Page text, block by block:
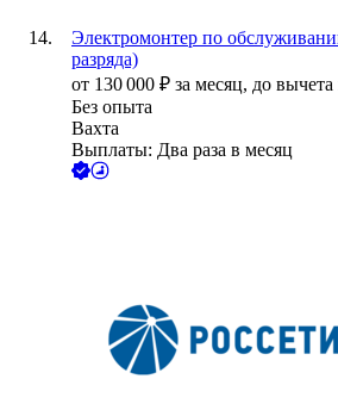
Электромонтер по
разряда)
от 130 000 ₽ за месяц, до вычета
Без опыта
Вахта
Выплаты: Два раза в месяц